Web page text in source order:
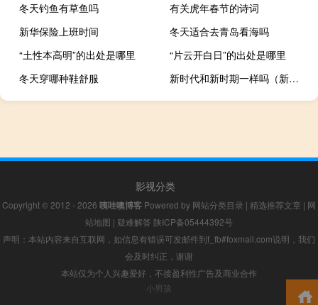
冬天钓鱼有草鱼吗
有关虎年春节的诗词
新华保险上班时间
冬天适合去青岛看海吗
“土性本高明”的出处是哪里
“片云开白日”的出处是哪里
冬天穿哪种鞋舒服
新时代和新时期一样吗（新时代和新时期的区别）
影视分类
Copyright © 2012 - 2026 咦哇噢博客 Powered by 网站分类目录 | 精选推荐文章 | 网
站地图 | 疑难解答 陕ICP备05444392号
声明：本站内容来自互联网，如信息有错误可发邮件到f_fb#foxmail.com说明，我们
会及时纠正，谢谢
本站仅为个人兴趣爱好，不接盈利性广告及商业合作
小男孩